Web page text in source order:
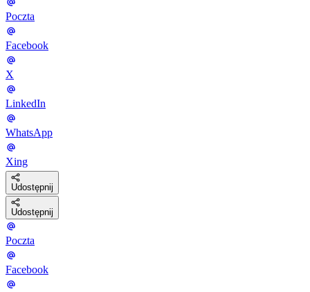
Poczta
Facebook
X
LinkedIn
WhatsApp
Xing
Udostępnij
Udostępnij
Poczta
Facebook